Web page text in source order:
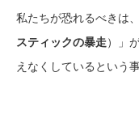
私たちが恐れるべきは
スティックの暴走）」
えなくしているという